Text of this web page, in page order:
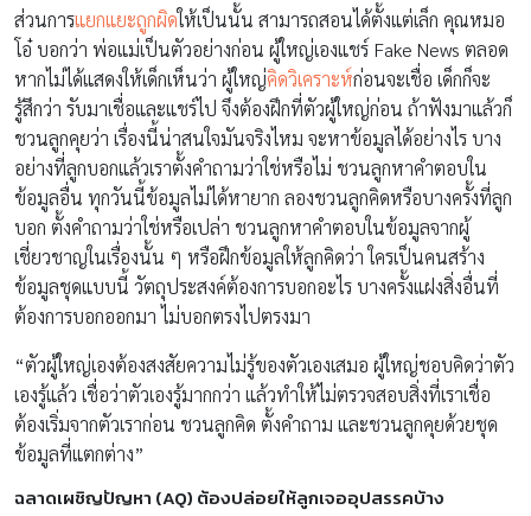
ส่วนการแยกแยะถูกผิดให้เป็นนั้น สามารถสอนได้ตั้งแต่เล็ก คุณหมอ
โอ๋ บอกว่า พ่อแม่เป็นตัวอย่างก่อน ผู้ใหญ่เองแชร์ Fake News ตลอด
หากไม่ได้แสดงให้เด็กเห็นว่า ผู้ใหญ่คิดวิเคราะห์ก่อนจะเชื่อ เด็กก็จะ
รู้สึกว่า รับมาเชื่อและแชร์ไป จึงต้องฝึกที่ตัวผู้ใหญ่ก่อน ถ้าฟังมาแล้วก็
ชวนลูกคุยว่า เรื่องนี้น่าสนใจมันจริงไหม จะหาข้อมูลได้อย่างไร บาง
อย่างที่ลูกบอกแล้วเราตั้งคำถามว่าใช่หรือไม่ ชวนลูกหาคำตอบใน
ข้อมูลอื่น ทุกวันนี้ข้อมูลไม่ได้หายาก ลองชวนลูกคิดหรือบางครั้งที่ลูก
บอก ตั้งคำถามว่าใช่หรือเปล่า ชวนลูกหาคำตอบในข้อมูลจากผู้
เชี่ยวชาญในเรื่องนั้น ๆ หรือฝึกข้อมูลให้ลูกคิดว่า ใครเป็นคนสร้าง
ข้อมูลชุดแบบนี้ วัตถุประสงค์ต้องการบอกอะไร บางครั้งแฝงสิ่งอื่นที่
ต้องการบอกออกมา ไม่บอกตรงไปตรงมา
“ตัวผู้ใหญ่เองต้องสงสัยความไม่รู้ของตัวเองเสมอ ผู้ใหญ่ชอบคิดว่าตัว
เองรู้แล้ว เชื่อว่าตัวเองรู้มากกว่า แล้วทำให้ไม่ตรวจสอบสิ่งที่เราเชื่อ
ต้องเริ่มจากตัวเราก่อน ชวนลูกคิด ตั้งคำถาม และชวนลูกคุยด้วยชุด
ข้อมูลที่แตกต่าง”
ฉลาดเผชิญปัญหา (AQ) ต้องปล่อยให้ลูกเจออุปสรรคบ้าง